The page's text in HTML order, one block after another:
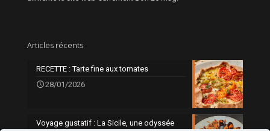
Articles récents
RECETTE : Tarte fine aux tomates
28/01/2026
Voyage gustatif : La Sicile, une odyssée